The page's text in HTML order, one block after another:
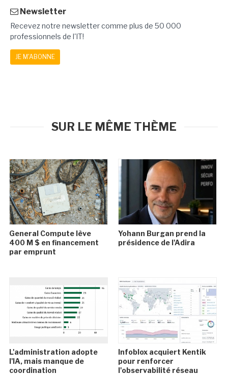
Newsletter
Recevez notre newsletter comme plus de 50 000
professionnels de l'IT!
JE M'ABONNE
SUR LE MÊME THÈME
General Compute lève
400 M $ en financement
par emprunt
Yohann Burgan prend la
présidence de l'Adira
L'administration adopte
l'IA, mais manque de
coordination
Infoblox acquiert Kentik
pour renforcer
l'observabilité réseau